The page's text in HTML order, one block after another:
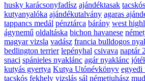
husky karácsonyfadísz ajándéktasak
kutyanyalóka ajándékutalvány agaras
tappancs medál pénztárca bárány west
ágynemű oldaltáska bichon havanese
magyar vizsla vadász francia bulldogos
bedlington terrier lepényhal csivava naptár
snaci spánieles nyaklánc agár nyaklánc
kutyás gyertya Kutya Utónévkönyv egyedi
tacskós fekhely vizslás sál németjuhász